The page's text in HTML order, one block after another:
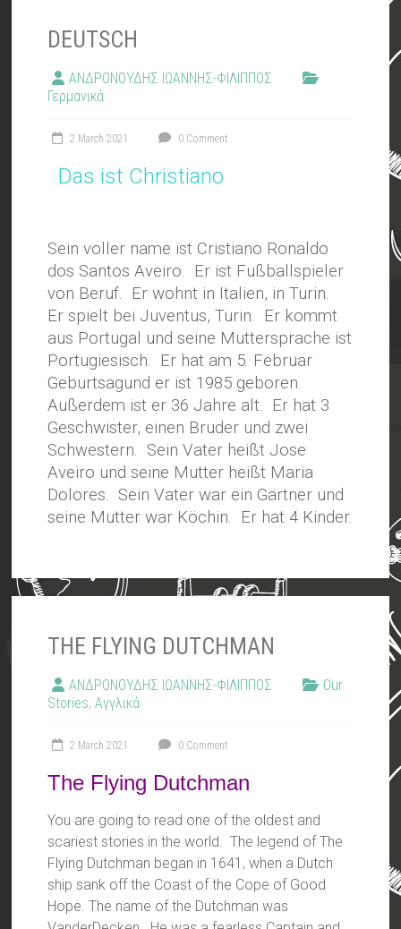
DEUTSCH
ΑΝΔΡΟΝΟΥΔΗΣ ΙΩΑΝΝΗΣ-ΦΙΛΙΠΠΟΣ
Γερμανικά
2 March 2021 0 Comment
Das ist Christiano
Sein voller name ist Cristiano Ronaldo
dos Santos Aveiro. Er ist Fußballspieler
von Beruf. Er wohnt in Italien, in Turin.
Er spielt bei Juventus, Turin. Er kommt
aus Portugal und seine Muttersprache ist
Portugiesisch. Er hat am 5. Februar
Geburtsagund er ist 1985 geboren.
Außerdem ist er 36 Jahre alt. Er hat 3
Geschwister, einen Bruder und zwei
Schwestern. Sein Vater heißt Jose
Aveiro und seine Mutter heißt Maria
Dolores. Sein Vater war ein Gärtner und
seine Mutter war Köchin. Er hat 4 Kinder.
THE FLYING DUTCHMAN
ΑΝΔΡΟΝΟΥΔΗΣ ΙΩΑΝΝΗΣ-ΦΙΛΙΠΠΟΣ
Our
Stories,Αγγλικά
2 March 2021 0 Comment
The Flying Dutchman
You are going to read one of the oldest and
scariest stories in the world. The legend of The
Flying Dutchman began in 1641, when a Dutch
ship sank off the Coast of the Cope of Good
Hope. The name of the Dutchman was